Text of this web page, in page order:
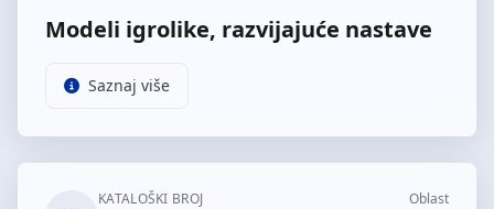
Modeli igrolike, razvijajuće nastave
Saznaj više
KATALOŠKI BROJ Oblast